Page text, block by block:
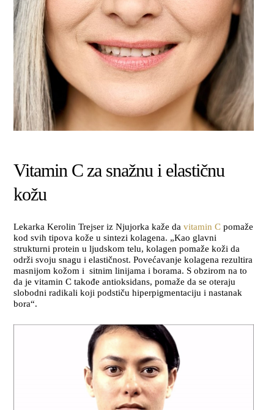
Vitamin C za snažnu i elastičnu
kožu
Lekarka Kerolin Trejser iz Njujorka kaže da vitamin C pomaže
kod svih tipova kože u sintezi kolagena. „Kao glavni
strukturni protein u ljudskom telu, kolagen pomaže koži da
održi svoju snagu i elastičnost. Povećavanje kolagena rezultira
masnijom kožom i sitnim linijama i borama. S obzirom na to
da je vitamin C takođe antioksidans, pomaže da se oteraju
slobodni radikali koji podstiču hiperpigmentaciju i nastanak
bora“.